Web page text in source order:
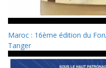
Maroc : 16ème édition du
Tanger